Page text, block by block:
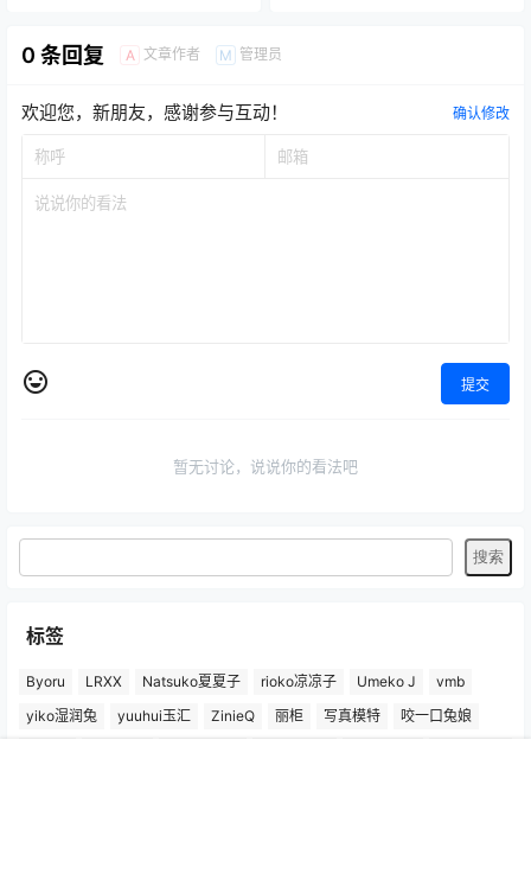
0 条回复 A 文章作者 M 管理员
欢迎您，新朋友，感谢参与互动！ 确认修改
提交
暂无讨论，说说你的看法吧
标签
Byoru LRXX Natsuko夏夏子 rioko凉凉子 Umeko J
vmb
yiko湿润兔
yuuhui玉汇 ZinieQ 丽柜 写真模特
咬一口兔娘